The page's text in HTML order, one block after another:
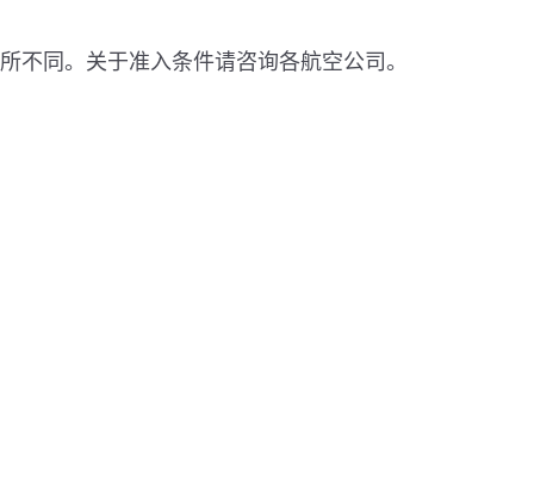
同。关于准入条件请咨询各航空公司。